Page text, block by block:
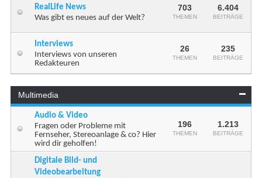
RealLife News
Was gibt es neues auf der Welt?
703
THEMEN
6.404
BEITRÄGE
Interviews
Interviews von unseren
Redakteuren
26
THEMEN
235
BEITRÄGE
Multimedia
Audio & Video
Fragen oder Probleme mit
Fernseher, Stereoanlage & co? Hier
wird dir geholfen!
196
THEMEN
1.213
BEITRÄGE
Digitale Bild- und
Videobearbeitung